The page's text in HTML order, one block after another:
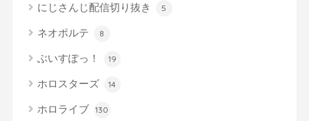
にじさんじ配信切り抜き 5
ネオポルテ 8
ぶいすぽっ！ 19
ホロスターズ 14
ホロライブ 130